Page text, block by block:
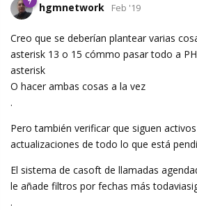
hgmnetwork Feb '19
Creo que se deberían plantear varias
asterisk 13 o 15 cómmo pasar todo a
asterisk
O hacer ambas cosas a la vez
.
Pero también verificar que siguen
actualizaciones de todo lo que está
El sistema de casoft de llamadas
le añade filtros por fechas más
.